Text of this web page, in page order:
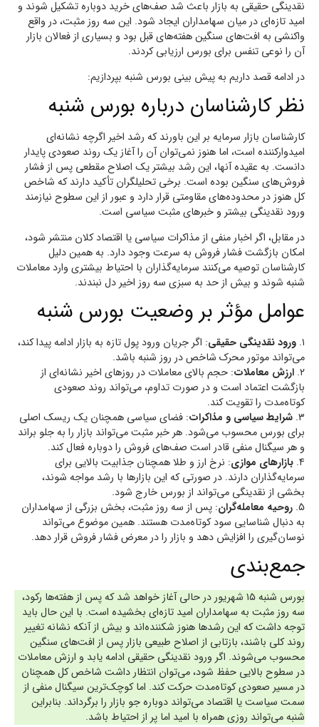
نقدینگی حقیقی به بازار باعث شد صف‌های خرید دوباره تشکیل شوند و
امید تازه‌ای در میان سهامداران ایجاد شود. این سه روز مثبت، در واقع
واکنشی به افت‌های سنگین هفته‌های قبل بود و بسیاری از فعالان بازار
آن را نوعی تنفس برای بورس ارزیابی کردند.
در ادامه قصد داریم به پیش بینی بورس شنبه بپردازیم:
نظر کارشناسان درباره بورس شنبه
کارشناسان بازار سرمایه بر این باورند که رشد اخیر اگرچه نشانه‌ای
امیدوارکننده است، اما هنوز نمی‌توان آن را آغاز یک روند صعودی پایدار
دانست. به عقیده آنها، این رشد بیشتر یک اصلاح مقطعی پس از فشار
فروش‌های سنگین بوده است. برخی تحلیلگران تأکید دارند که شاخص
کل هنوز در محدوده‌های مقاومتی قرار دارد و عبور از این سطوح نیازمند
ورود نقدینگی بیشتر و خبرهای مثبت سیاسی است.
در مقابل، اگر اخبار منفی از مذاکرات سیاسی یا اقتصاد کلان منتشر شود،
امکان بازگشت فشار فروش به سرعت وجود دارد. به همین دلیل
کارشناسان توصیه می‌کنند سرمایه‌گذاران با احتیاط بیشتری وارد معاملات
شنبه شوند و بیش از حد به سبزی سه روز اخیر دل نبندند.
عوامل مؤثر بر وضعیت بورس شنبه
۱. ورود نقدینگی حقیقی: اگر جریان ورود پول تازه به بازار ادامه پیدا کند،
می‌تواند موتور محرک شاخص در روز شنبه باشد.
۲. ارزش معاملات: حجم بالای معاملات در روزهای اخیر نشانه‌ای از
بازگشت اعتماد است و در صورت تداوم، می‌تواند روند صعودی
کوتاه‌مدت را تقویت کند.
۳. شرایط سیاسی و مذاکرات: فضای سیاسی همچنان یک ریسک اصلی
برای بورس محسوب می‌شود. هر خبر مثبت می‌تواند بازار را به جلو براند
و هر سیگنال منفی قادر است صف‌های فروش را دوباره فعال کند.
۴. بازارهای موازی: نرخ ارز و طلا همچنان جذابیت بالایی برای
سرمایه‌گذاران دارند. در صورتی که این بازارها با رشد مواجه شوند،
بخشی از نقدینگی می‌تواند از بورس خارج شود.
5. روحیه معامله‌گران: پس از سه روز مثبت، بخش بزرگی از سهامداران
به دنبال شناسایی سود کوتاه‌مدت هستند. همین موضوع می‌تواند
نوسان‌گیری را افزایش دهد و بازار را در معرض فشار فروش قرار دهد.
جمع‌بندی
بورس شنبه ۱۵ شهریور در حالی آغاز خواهد شد که پس از هفته‌ها رکود،
سه روز مثبت به سهامداران امید تازه‌ای بخشیده است. با این حال باید
توجه داشت که این رشدها هنوز شکننده‌اند و بیش از آنکه نشانه تغییر
روند کلی باشند، بازتابی از اصلاح طبیعی بازار پس از افت‌های سنگین
محسوب می‌شوند. اگر ورود نقدینگی حقیقی ادامه یابد و ارزش معاملات
در سطوح بالایی حفظ شود، می‌توان انتظار داشت شاخص کل همچنان
در مسیر صعودی کوتاه‌مدت حرکت کند. اما کوچک‌ترین سیگنال منفی از
سمت سیاست یا اقتصاد می‌تواند دوباره جو بازار را برگرداند. بنابراین
شنبه می‌تواند روزی همراه با امید اما پر از احتیاط باشد.